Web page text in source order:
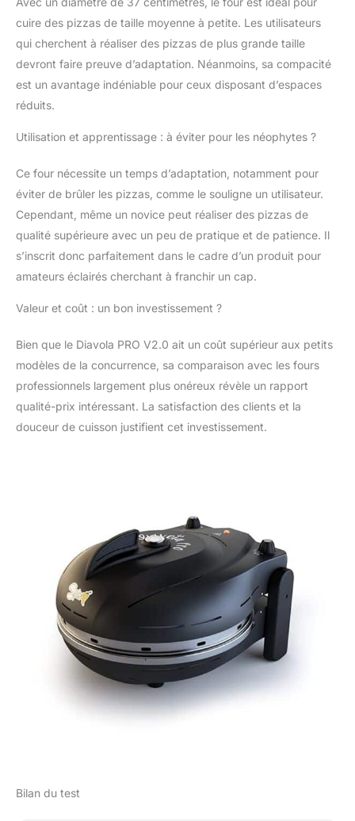
cuire des pizzas de taille moyenne à petite. Les utilisateurs
qui cherchent à réaliser des pizzas de plus grande taille
devront faire preuve d’adaptation. Néanmoins, sa compacité
est un avantage indéniable pour ceux disposant d’espaces
réduits.
Utilisation et apprentissage : à éviter pour les néophytes ?
Ce four nécessite un temps d’adaptation, notamment pour
éviter de brûler les pizzas, comme le souligne un utilisateur.
Cependant, même un novice peut réaliser des pizzas de
qualité supérieure avec un peu de pratique et de patience. Il
s’inscrit donc parfaitement dans le cadre d’un produit pour
amateurs éclairés cherchant à franchir un cap.
Valeur et coût : un bon investissement ?
Bien que le Diavola PRO V2.0 ait un coût supérieur aux petits
modèles de la concurrence, sa comparaison avec les fours
professionnels largement plus onéreux révèle un rapport
qualité-prix intéressant. La satisfaction des clients et la
douceur de cuisson justifient cet investissement.
Bilan du test